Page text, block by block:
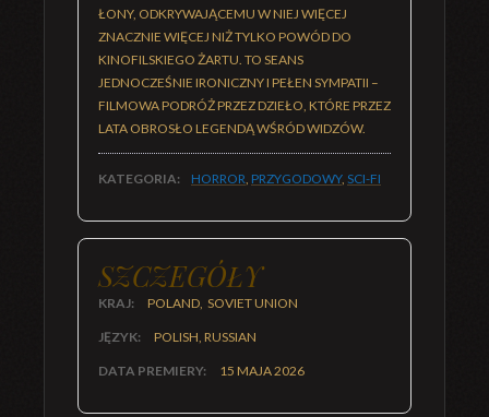
ŁONY, ODKRYWAJĄCEMU W NIEJ WIĘCEJ
ZNACZNIE WIĘCEJ NIŻ TYLKO POWÓD DO
KINOFILSKIEGO ŻARTU. TO SEANS
JEDNOCZEŚNIE IRONICZNY I PEŁEN SYMPATII –
FILMOWA PODRÓŻ PRZEZ DZIEŁO, KTÓRE PRZEZ
LATA OBROSŁO LEGENDĄ WŚRÓD WIDZÓW.
KATEGORIA: HORROR, PRZYGODOWY, SCI-FI
SZCZEGÓŁY
KRAJ: POLAND, SOVIET UNION
JĘZYK: POLISH, RUSSIAN
DATA PREMIERY: 15 MAJA 2026